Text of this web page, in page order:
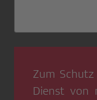
Zum
Dienst von